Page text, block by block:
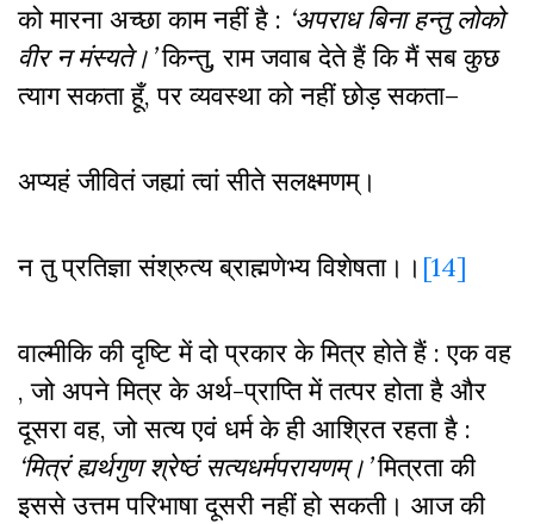
को मारना अच्छा काम नहीं है : ‘अपराध बिना हन्तु लोको
वीर न मंस्यते।’ किन्तु,राम जवाब देते हैं कि मैं सब कुछ
त्याग सकता हूँ,पर व्यवस्था को नहीं छोड़ सकता–
अप्यहं जीवितं जह्यां त्वां सीते सलक्ष्मणम्।
न तु प्रतिज्ञा संश्रुत्य ब्राह्मणेभ्य विशेषता।। [14]
वाल्मीकि की दृष्टि में दो प्रकार के मित्र होते हैं : एक वह
,जो अपने मित्र के अर्थ-प्राप्ति में तत्पर होता है और
दूसरा वह,जो सत्य एवं धर्म के ही आश्रित रहता है :
‘मित्रं ह्यर्थगुण श्रेष्ठं सत्यधर्मपरायणम्।’ मित्रता की
इससे उत्तम परिभाषा दूसरी नहीं हो सकती। आज की